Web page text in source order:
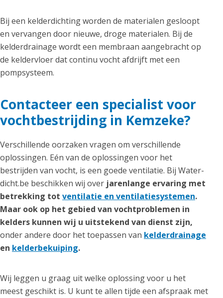
Bij een kelderdichting worden de materialen gesloopt
en vervangen door nieuwe, droge materialen. Bij de
kelderdrainage wordt een membraan aangebracht op
de keldervloer dat continu vocht afdrijft met een
pompsysteem.
Contacteer een specialist voor
vochtbestrijding in Kemzeke?
Verschillende oorzaken vragen om verschillende
oplossingen. Eén van de oplossingen voor het
bestrijden van vocht, is een goede ventilatie. Bij Water-
dicht.be beschikken wij over jarenlange ervaring met
betrekking tot ventilatie en ventilatiesystemen.
Maar ook op het gebied van vochtproblemen in
kelders kunnen wij u uitstekend van dienst zijn,
onder andere door het toepassen van kelderdrainage
en kelderbekuiping.
Wij leggen u graag uit welke oplossing voor u het
meest geschikt is. U kunt te allen tijde een afspraak met